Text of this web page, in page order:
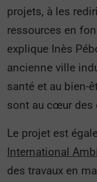
projets, à les
ressources en
explique Inès
ancienne ville
santé et au bien-
sont au cœur des
Le projet est
International
des travaux en